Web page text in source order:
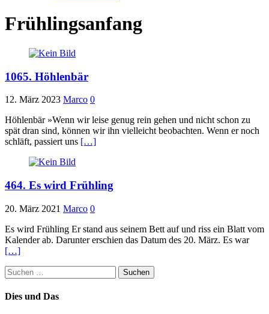
Frühlingsanfang
1065. Höhlenbär
12. März 2023 Marco 0
Höhlenbär »Wenn wir leise genug rein gehen und nicht schon zu
spät dran sind, können wir ihn vielleicht beobachten. Wenn er noch
schläft, passiert uns […]
464. Es wird Frühling
20. März 2021 Marco 0
Es wird Frühling Er stand aus seinem Bett auf und riss ein Blatt vom
Kalender ab. Darunter erschien das Datum des 20. März. Es war
[…]
Suchen
nach:
Dies und Das